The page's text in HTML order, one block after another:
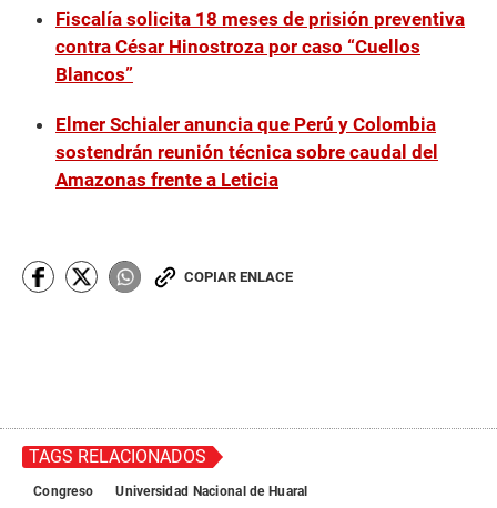
Fiscalía solicita 18 meses de prisión preventiva
contra César Hinostroza por caso “Cuellos
Blancos”
Elmer Schialer anuncia que Perú y Colombia
sostendrán reunión técnica sobre caudal del
Amazonas frente a Leticia
COPIAR ENLACE
TAGS RELACIONADOS
Congreso Universidad Nacional de Huaral